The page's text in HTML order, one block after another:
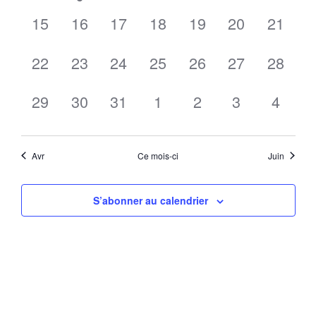
évènement,évènement,
0
15
0
16
0
17
0
18
0
19
0
20
0
21
0
22
0
23
0
24
0
25
0
26
0
27
0
28
0
29
0
30
0
31
0
1
0
2
0
3
0
4
Avr Ce mois-ci Juin
S’abonner au calendrier